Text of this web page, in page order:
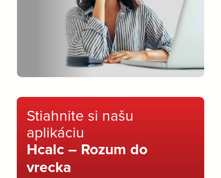
Stiahnite si našu
aplikáciu
Hcalc – Rozum do
vrecka